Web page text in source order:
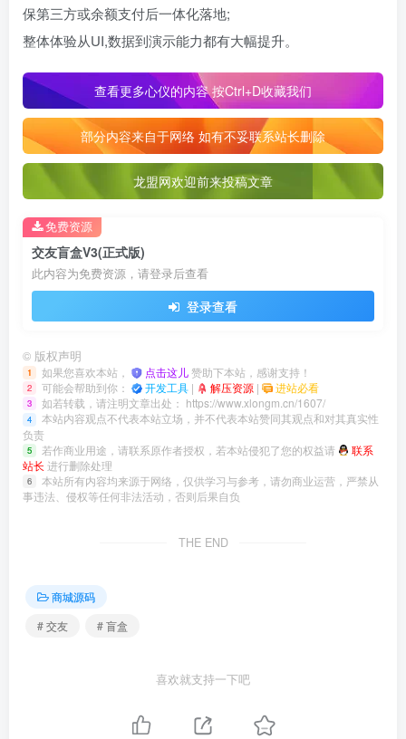
保第三方或余额支付后一体化落地;
整体体验从UI,数据到演示能力都有大幅提升。
查看更多心仪的内容 按Ctrl+D收藏我们
部分内容来自于网络 如有不妥联系站长删除
龙盟网欢迎前来投稿文章
交友盲盒V3(正式版)
此内容为免费资源，请登录后查看
登录查看
免费资源
© 版权声明
1 如果您喜欢本站， 点击这儿赞助下本站，感谢支持！
2 可能会帮助到你： 开发工具 | 解压资源 | 进站必看
3 如若转载，请注明文章出处： https://www.xlongm.cn/1607/
4
本站内容观点不代表本站立场，并不代表本站赞同其观点和对其真实性
负责
5 若作商业用途，请联系原作者授权，若本站侵犯了您的权益请
联系
站长 进行删除处理
6
本站所有内容均来源于网络，仅供学习与参考，请勿商业运营，严禁从
事违法、侵权等任何非法活动，否则后果自负
THE END
商城源码
# 交友
# 盲盒
喜欢就支持一下吧